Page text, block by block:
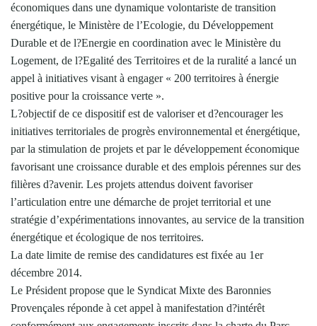
économiques dans une dynamique volontariste de transition
énergétique, le Ministère de l’Ecologie, du Développement
Durable et de l?Energie en coordination avec le Ministère du
Logement, de l?Egalité des Territoires et de la ruralité a lancé un
appel à initiatives visant à engager « 200 territoires à énergie
positive pour la croissance verte ».
L?objectif de ce dispositif est de valoriser et d?encourager les
initiatives territoriales de progrès environnemental et énergétique,
par la stimulation de projets et par le développement économique
favorisant une croissance durable et des emplois pérennes sur des
filières d?avenir. Les projets attendus doivent favoriser
l’articulation entre une démarche de projet territorial et une
stratégie d’expérimentations innovantes, au service de la transition
énergétique et écologique de nos territoires.
La date limite de remise des candidatures est fixée au 1er
décembre 2014.
Le Président propose que le Syndicat Mixte des Baronnies
Provençales réponde à cet appel à manifestation d?intérêt